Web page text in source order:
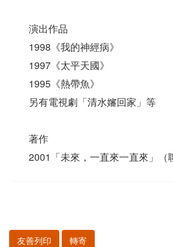
演出作品
1998《我的神經病》
1997《太平天國》
1995《熱帶魚》
另有電視劇「清水嬸回家」等
著作
2001「未來，一直來一直來」（
友善列印 轉寄